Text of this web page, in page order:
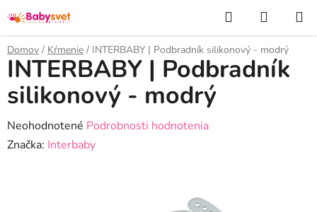
na
obsah
Hľadať
KOŠÍK
Domov / Kŕmenie / INTERBABY | Podbradník silikonový - modrý
INTERBABY | Podbradník
silikonový - modrý
Priemerné
hodnotenie
Neohodnotené Podrobnosti hodnotenia
Značka: Interbaby